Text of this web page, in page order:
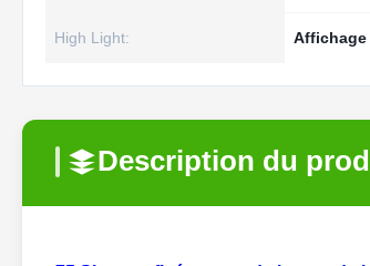
High Light:
Description du